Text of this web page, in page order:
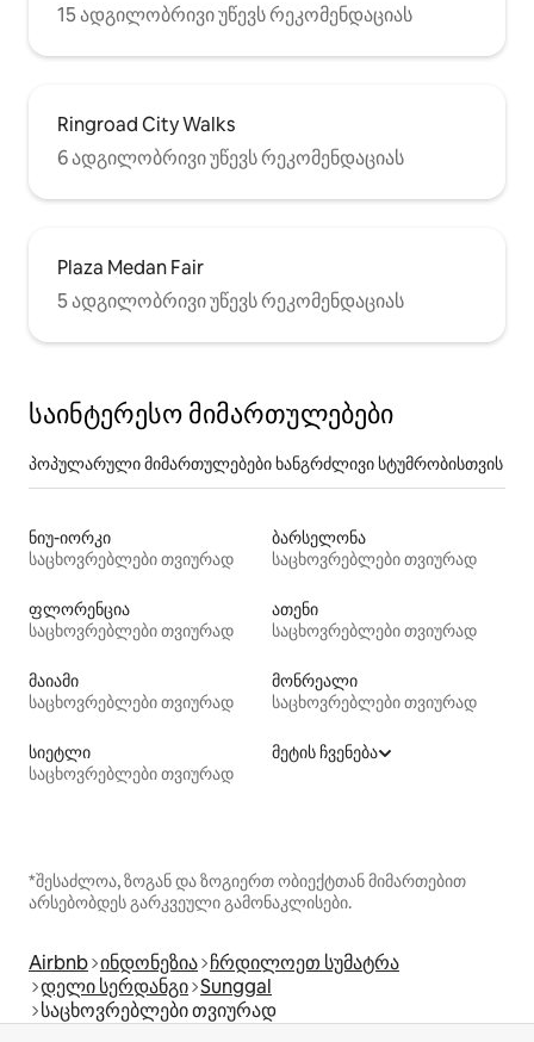
15 ადგილობრივი უწევს რეკომენდაციას
Ringroad City Walks
6 ადგილობრივი უწევს რეკომენდაციას
Plaza Medan Fair
5 ადგილობრივი უწევს რეკომენდაციას
საინტერესო მიმართულებები
პოპულარული მიმართულებები ხანგრძლივი სტუმრობისთვის
ნიუ-იორკი
საცხოვრებლები თვიურად
ბარსელონა
საცხოვრებლები თვიურად
ფლორენცია
საცხოვრებლები თვიურად
ათენი
საცხოვრებლები თვიურად
მაიამი
საცხოვრებლები თვიურად
მონრეალი
საცხოვრებლები თვიურად
სიეტლი
საცხოვრებლები თვიურად
მეტის ჩვენება
*შესაძლოა, ზოგან და ზოგიერთ ობიექტთან მიმართებით
არსებობდეს გარკვეული გამონაკლისები.
Airbnb ინდონეზია ჩრდილოეთ სუმატრა
დელი სერდანგი Sunggal
საცხოვრებლები თვიურად